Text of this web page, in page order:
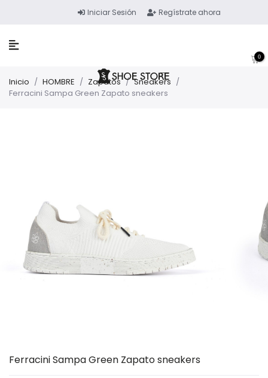
Iniciar Sesión Regístrate ahora
0
Inicio / HOMBRE / Zapatos / Sneakers /
Ferracini Sampa Green Zapato sneakers
Ferracini Sampa Green Zapato sneakers